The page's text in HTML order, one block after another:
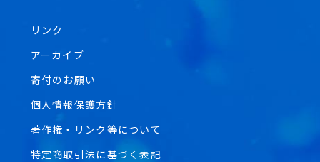
リンク
アーカイブ
寄付のお願い
個人情報保護方針
著作権・リンク等について
特定商取引法に基づく表記